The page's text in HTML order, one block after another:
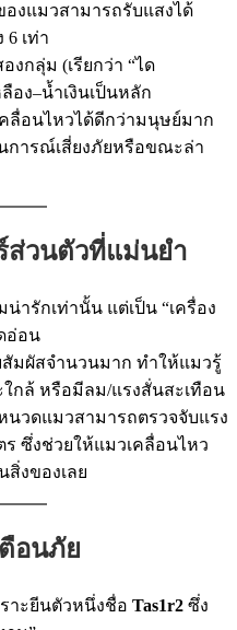
องแมวสามารถรับแสงได้
เท่า
งกลุ่ม (เรียกว่า “ได
อง–น้ำเงินเป็นหลัก
ลื่อนไหวได้ดีกว่ามนุษย์มาก
การณ์เสี่ยงภัยหรือขณะล่า
ส่วนตัวที่แม่นยำ
ารักเท่านั้น แต่เป็น “เครื่อง
อ่อน
มผัสจำนวนมาก ทำให้แมวรู้
กล้ หรือมีลม/แรงสั่นสะเทือน
วดแมวสามารถตรวจจับแรง
ซึ่งช่วยให้แมวเคลื่อนไหว
งของเลย
อนภัย
าะยีนตัวหนึ่งชื่อ Tas1r2 ซึ่ง